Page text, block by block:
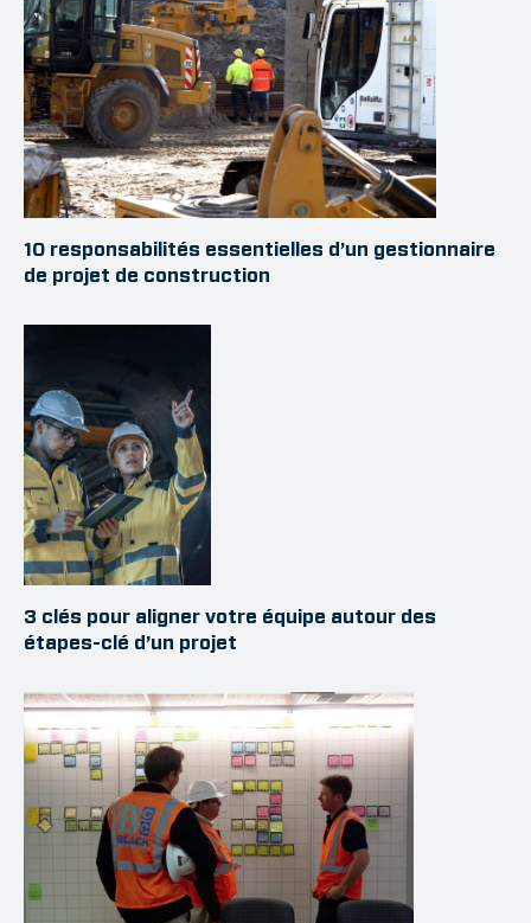
10 responsabilités essentielles d’un gestionnaire
de projet de construction
3 clés pour aligner votre équipe autour des
étapes-clé d’un projet